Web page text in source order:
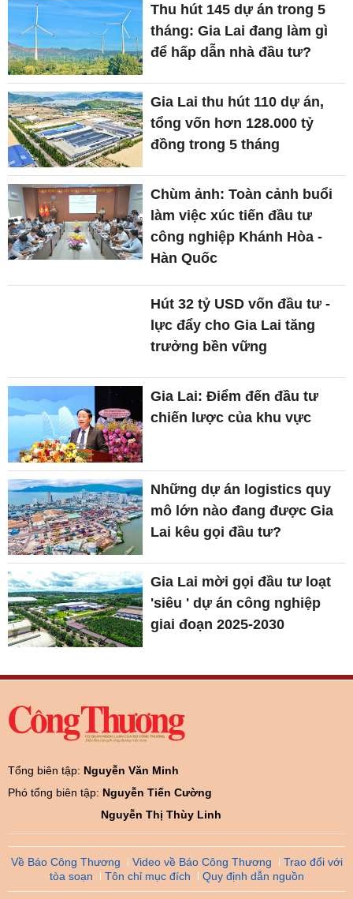
Thu hút 145 dự án trong 5
tháng: Gia Lai đang làm gì
để hấp dẫn nhà đầu tư?
Gia Lai thu hút 110 dự án,
tổng vốn hơn 128.000 tỷ
đồng trong 5 tháng
Chùm ảnh: Toàn cảnh buổi
làm việc xúc tiến đầu tư
công nghiệp Khánh Hòa -
Hàn Quốc
Hút 32 tỷ USD vốn đầu tư -
lực đẩy cho Gia Lai tăng
trưởng bền vững
Gia Lai: Điểm đến đầu tư
chiến lược của khu vực
Những dự án logistics quy
mô lớn nào đang được Gia
Lai kêu gọi đầu tư?
Gia Lai mời gọi đầu tư loạt
'siêu ' dự án công nghiệp
giai đoạn 2025-2030
Tổng biên tập: Nguyễn Văn Minh
Phó tổng biên tập: Nguyễn Tiến Cường
Nguyễn Thị Thùy Linh
Về Báo Công Thương Video về Báo Công Thương
Trao đổi với
tòa soạn
Tôn chỉ mục đích Quy định dẫn nguồn